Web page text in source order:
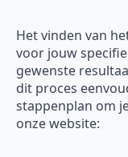
Het vinden van
voor jouw
gewenste
dit proces
stappenplan om
onze website: